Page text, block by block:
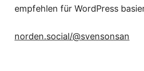
empfehlen für WordPress
norden.social/@svensonsan